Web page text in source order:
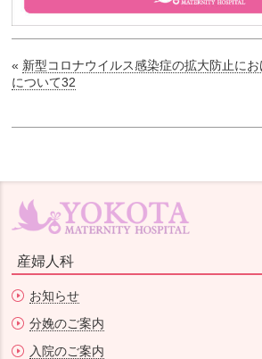
« 新型コロナウイルス感染症の拡大防止に
について32
産婦人科
お知らせ
分娩のご案内
入院のご案内